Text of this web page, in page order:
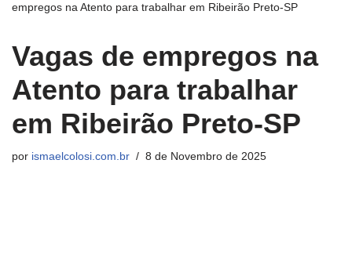
empregos na Atento para trabalhar em Ribeirão Preto-SP
Vagas de empregos na
Atento para trabalhar
em Ribeirão Preto-SP
por ismaelcolosi.com.br 8 de Novembro de 2025